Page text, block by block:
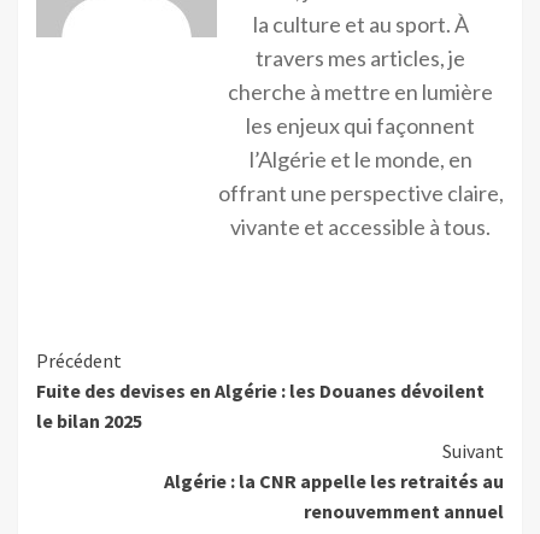
la culture et au sport. À
travers mes articles, je
cherche à mettre en lumière
les enjeux qui façonnent
l’Algérie et le monde, en
offrant une perspective claire,
vivante et accessible à tous.
Précédent
Fuite des devises en Algérie : les Douanes dévoilent
le bilan 2025
Suivant
Algérie : la CNR appelle les retraités au
renouvemment annuel